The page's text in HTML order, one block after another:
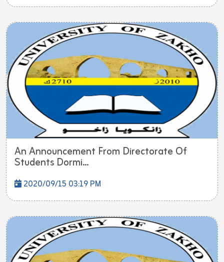
An Announcement From Directorate Of
Students Dormi...
2020/09/15 03:19 PM